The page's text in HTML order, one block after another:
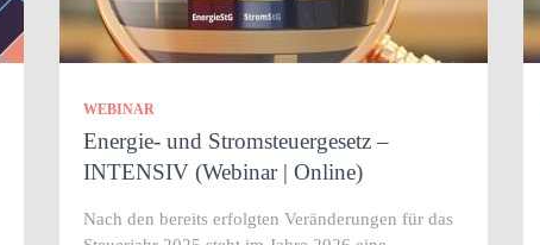
WEBINAR
Energie- und Stromsteuergesetz –
INTENSIV (Webinar | Online)
Nach den bereits erfolgten Veränderungen für das